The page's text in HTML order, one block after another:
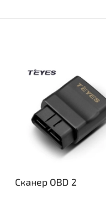
Сканер OBD 2